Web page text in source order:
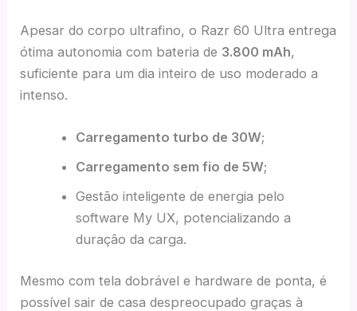
Apesar do corpo ultrafino, o Razr 60 Ultra entrega
ótima autonomia com bateria de 3.800 mAh,
suficiente para um dia inteiro de uso moderado a
intenso.
Carregamento turbo de 30W;
Carregamento sem fio de 5W;
Gestão inteligente de energia pelo
software My UX, potencializando a
duração da carga.
Mesmo com tela dobrável e hardware de ponta, é
possível sair de casa despreocupado graças à